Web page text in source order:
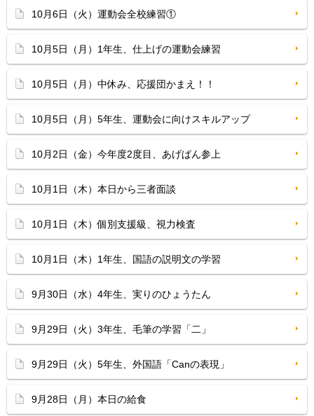
10月6日（火）運動会全校練習①
10月5日（月）1年生、仕上げの運動会練習
10月5日（月）中休み、応援団かまえ！！
10月5日（月）5年生、運動会に向けスキルアップ
10月2日（金）今年度2度目、あげぱん参上
10月1日（木）本日から三者面談
10月1日（木）個別支援級、視力検査
10月1日（木）1年生、国語の説明文の学習
9月30日（水）4年生、実りのひょうたん
9月29日（火）3年生、毛筆の学習「二」
9月29日（火）5年生、外国語「Canの表現」
9月28日（月）本日の給食